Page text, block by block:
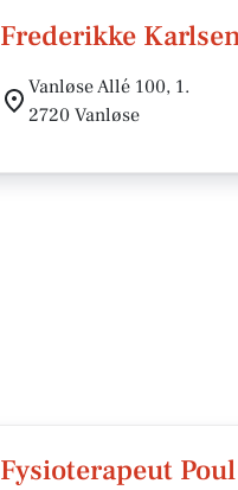
Frederikke
Vanløse Allé 100, 1.
2720 Vanløse
Fysioterapeut